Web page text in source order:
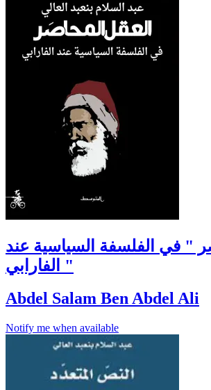
" في الفلسفة السياسية عند
الفارابي "
Abdel Salam Ben Abdel Ali
Notify me when available